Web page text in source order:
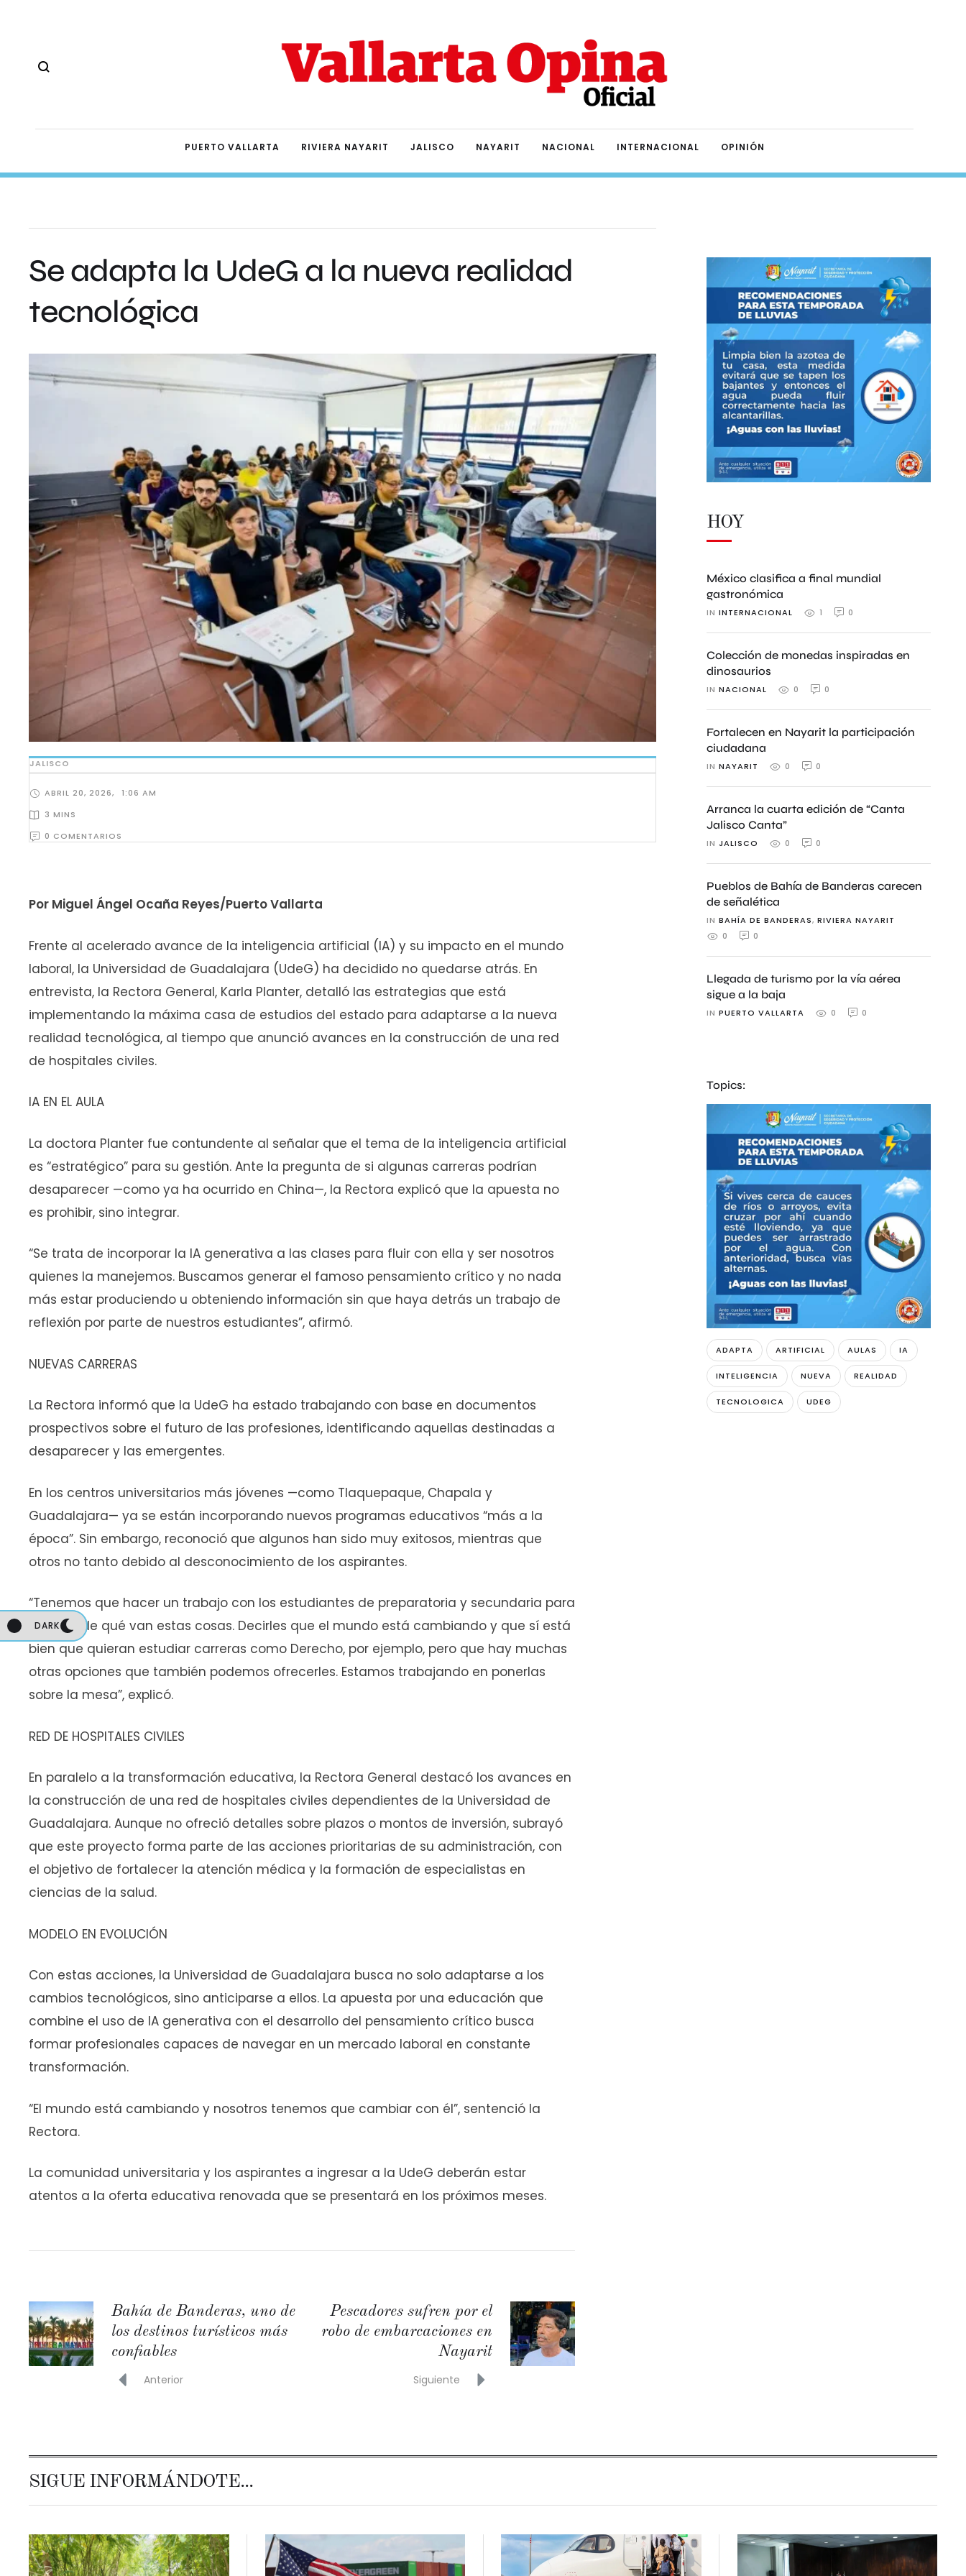
DARK
DARK
PUERTO VALLARTA RIVIERA NAYARIT JALISCO NAYARIT NACIONAL INTERNACIONAL OPINIÓN
Se adapta la UdeG a la nueva realidad
tecnológica
JALISCO
ABRIL 20, 2026,
1:06 AM
3 MINS
0 COMENTARIOS
Por Miguel Ángel Ocaña Reyes/Puerto Vallarta
Frente al acelerado avance de la inteligencia artificial (IA) y su impacto en el mundo
laboral, la Universidad de Guadalajara (UdeG) ha decidido no quedarse atrás. En
entrevista, la Rectora General, Karla Planter, detalló las estrategias que está
implementando la máxima casa de estudios del estado para adaptarse a la nueva
realidad tecnológica, al tiempo que anunció avances en la construcción de una red
de hospitales civiles.
IA EN EL AULA
La doctora Planter fue contundente al señalar que el tema de la inteligencia artificial
es “estratégico” para su gestión. Ante la pregunta de si algunas carreras podrían
desaparecer —como ya ha ocurrido en China—, la Rectora explicó que la apuesta no
es prohibir, sino integrar.
“Se trata de incorporar la IA generativa a las clases para fluir con ella y ser nosotros
quienes la manejemos. Buscamos generar el famoso pensamiento crítico y no nada
más estar produciendo u obteniendo información sin que haya detrás un trabajo de
reflexión por parte de nuestros estudiantes”, afirmó.
NUEVAS CARRERAS
La Rectora informó que la UdeG ha estado trabajando con base en documentos
prospectivos sobre el futuro de las profesiones, identificando aquellas destinadas a
desaparecer y las emergentes.
En los centros universitarios más jóvenes —como Tlaquepaque, Chapala y
Guadalajara— ya se están incorporando nuevos programas educativos “más a la
época”. Sin embargo, reconoció que algunos han sido muy exitosos, mientras que
otros no tanto debido al desconocimiento de los aspirantes.
“Tenemos que hacer un trabajo con los estudiantes de preparatoria y secundaria para
decirles de qué van estas cosas. Decirles que el mundo está cambiando y que sí está
bien que quieran estudiar carreras como Derecho, por ejemplo, pero que hay muchas
otras opciones que también podemos ofrecerles. Estamos trabajando en ponerlas
sobre la mesa”, explicó.
RED DE HOSPITALES CIVILES
En paralelo a la transformación educativa, la Rectora General destacó los avances en
la construcción de una red de hospitales civiles dependientes de la Universidad de
Guadalajara. Aunque no ofreció detalles sobre plazos o montos de inversión, subrayó
que este proyecto forma parte de las acciones prioritarias de su administración, con
el objetivo de fortalecer la atención médica y la formación de especialistas en
ciencias de la salud.
MODELO EN EVOLUCIÓN
Con estas acciones, la Universidad de Guadalajara busca no solo adaptarse a los
cambios tecnológicos, sino anticiparse a ellos. La apuesta por una educación que
combine el uso de IA generativa con el desarrollo del pensamiento crítico busca
formar profesionales capaces de navegar en un mercado laboral en constante
transformación.
“El mundo está cambiando y nosotros tenemos que cambiar con él”, sentenció la
Rectora.
La comunidad universitaria y los aspirantes a ingresar a la UdeG deberán estar
atentos a la oferta educativa renovada que se presentará en los próximos meses.
Bahía de Banderas, uno de
los destinos turísticos más
confiables
Anterior
Pescadores sufren por el
robo de embarcaciones en
Nayarit
Siguiente
HOY
México clasifica a final mundial
gastronómica
IN INTERNACIONAL 1 0
Colección de monedas inspiradas en
dinosaurios
IN NACIONAL 0 0
Fortalecen en Nayarit la participación
ciudadana
IN NAYARIT 0 0
Arranca la cuarta edición de “Canta
Jalisco Canta”
IN JALISCO 0 0
Pueblos de Bahía de Banderas carecen
de señalética
IN BAHÍA DE BANDERAS, RIVIERA NAYARIT
0
0
Llegada de turismo por la vía aérea
sigue a la baja
IN PUERTO VALLARTA 0 0
Topics:
ADAPTA ARTIFICIAL AULAS IA
INTELIGENCIA NUEVA REALIDAD
TECNOLOGICA UDEG
SIGUE INFORMÁNDOTE...